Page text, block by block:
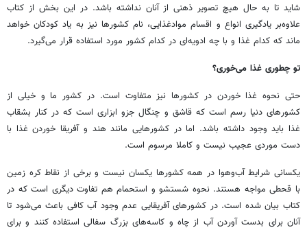
شاید تا به حال هیچ تصویر ذهنی از آنان نداشته باشد. در این بخش از کتاب
علاوه‌بر یادگیری انواع و اقسام موادغذایی، نام کشورها نیز به یاد کودکان خواهد
ماند که کدام غذا و با چه ادویه‌ای در کدام کشور مورد استفاده قرار می‌گیرد.
تو چطوری غذا می‌خوری؟
حتی نحوه غذا خوردن در کشورها نیز متفاوت است. در کشور ما و خیلی از
کشورهای دنیا رسم است که قاشق و چنگال جزو ابزاری است که در کنار بشقاب
غذا باید وجود داشته باشد. اما در کشورهایی مانند هند و آفریقا خوردن غذا با
دست موردی عجیب نیست و کاملا مرسوم است.
یکسانی شرایط آب‌وهوا در همه کشورها یکسان نیست و برخی از نقاط کره زمین
با قحطی مواجه هستند. نحوه شستشو و استحمام هم تفاوت دیگری است که در
کتاب بیان شده است. در کشورهای آفریقایی عدم وجود آب کافی باعث می‌شود تا
آنان برای بدست آوردن آب از چاه و کاسه‌های بزرگ سفالی استفاده کنند و برای